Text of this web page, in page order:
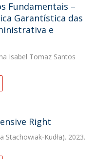
Fundamentais –
Garantística das
e
Isabel Tomaz Santos
Right
Stachowiak-Kudła). 2023.